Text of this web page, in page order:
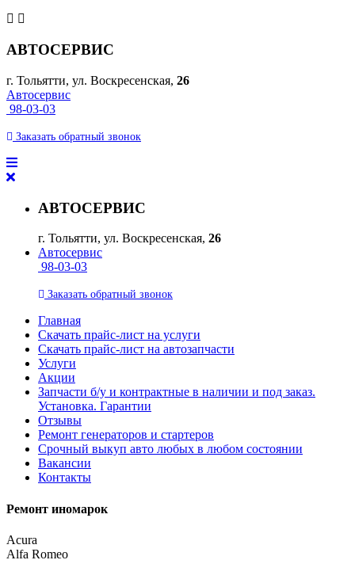
АВТОСЕРВИС
г. Тольятти, ул. Воскресенская, 26
Автосервис
98-03-03
Заказать обратный звонок
АВТОСЕРВИС
г. Тольятти, ул. Воскресенская, 26
Автосервис
98-03-03
Заказать обратный звонок
Главная
Скачать прайс-лист на услуги
Скачать прайс-лист на автозапчасти
Услуги
Акции
Запчасти б/у и контрактные в наличии и под заказ.
Установка. Гарантии
Отзывы
Ремонт генераторов и стартеров
Cрочный выкуп авто любых в любом состоянии
Вакансии
Контакты
Ремонт иномарок
Acura
Alfa Romeo